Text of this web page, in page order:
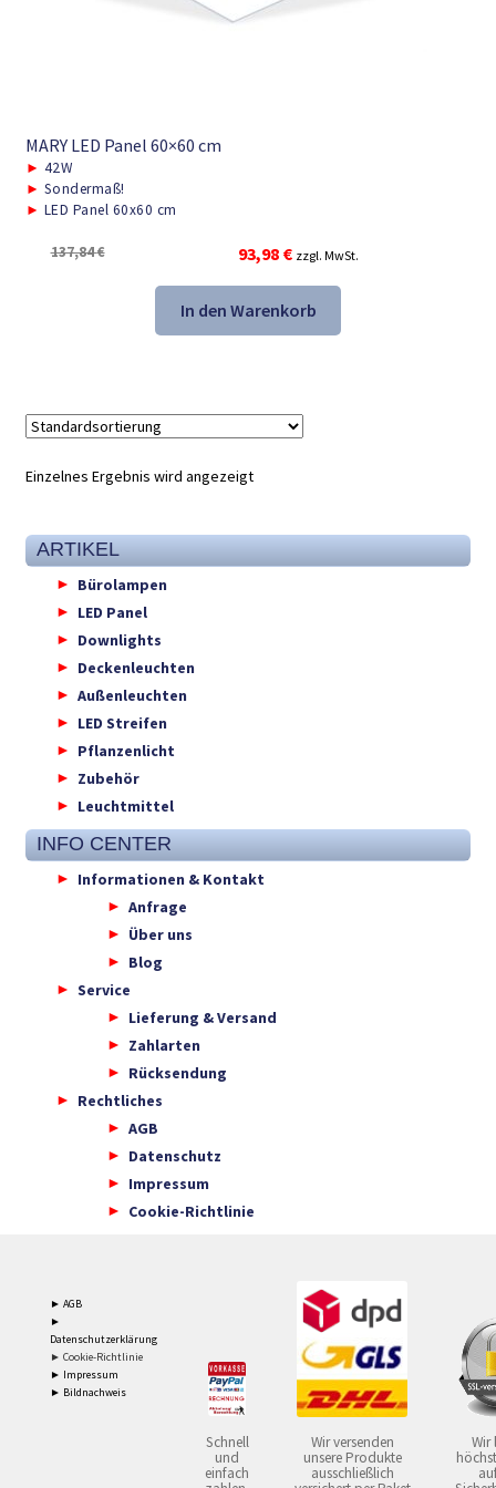
MARY LED Panel 60×60 cm
► 42W
► Sondermaß!
► LED Panel 60x60 cm
137,84€
Ursprünglicher
Preis
war:
137,84 €
93,98 €Aktueller
Preis
ist:
93,98 €.
zzgl. MwSt.
In den Warenkorb
Einzelnes Ergebnis wird angezeigt
ARTIKEL
Bürolampen
LED Panel
Downlights
Deckenleuchten
Außenleuchten
LED Streifen
Pflanzenlicht
Zubehör
Leuchtmittel
INFO CENTER
Informationen & Kontakt
Anfrage
Über uns
Blog
Service
Lieferung & Versand
Zahlarten
Rücksendung
Rechtliches
AGB
Datenschutz
Impressum
Cookie-Richtlinie
► AGB
►
Datenschutzerklärung
► Cookie-Richtlinie
► Impressum
► Bildnachweis
Schnell
und
einfach
Wir versenden
unsere Produkte
ausschließlich
Wir